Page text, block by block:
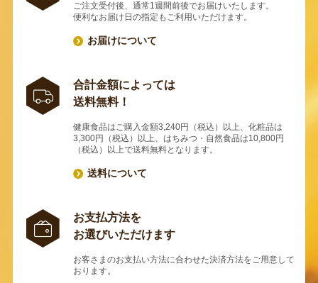
ご注文受付後、通常1週間前後でお届けいたします。
便利なお届け日の指定もご利用いただけます。
お届けについて
合計金額によっては
送料無料！
健康食品はご購入金額3,240円（税込）以上、化粧品は
3,300円（税込）以上、はちみつ・自然食品は10,800円
（税込）以上で送料無料となります。
送料について
お支払方法を
お選びいただけます
お客さまのお支払い方法に合わせた決済方法をご用意して
おります。